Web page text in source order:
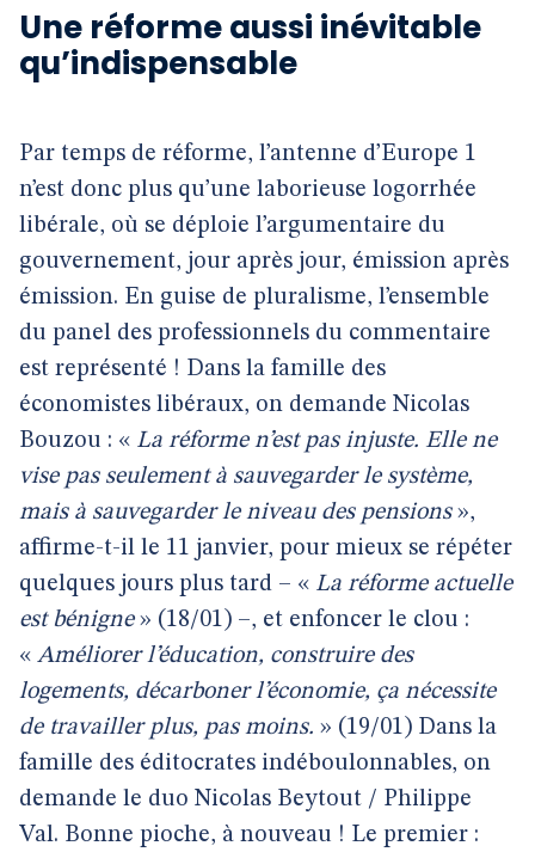
Une réforme aussi inévitable
qu’indispensable
Par temps de réforme, l’antenne d’Europe 1
n’est donc plus qu’une laborieuse logorrhée
libérale, où se déploie l’argumentaire du
gouvernement, jour après jour, émission après
émission. En guise de pluralisme, l’ensemble
du panel des professionnels du commentaire
est représenté ! Dans la famille des
économistes libéraux, on demande Nicolas
Bouzou : « La réforme n’est pas injuste. Elle ne
vise pas seulement à sauvegarder le système,
mais à sauvegarder le niveau des pensions»,
affirme-t-il le 11 janvier, pour mieux se répéter
quelques jours plus tard – « La réforme actuelle
est bénigne» (18/01) –, et enfoncer le clou :
« Améliorer l’éducation, construire des
logements, décarboner l’économie, ça nécessite
de travailler plus, pas moins. » (19/01) Dans la
famille des éditocrates indéboulonnables, on
demande le duo Nicolas Beytout / Philippe
Val. Bonne pioche, à nouveau ! Le premier :